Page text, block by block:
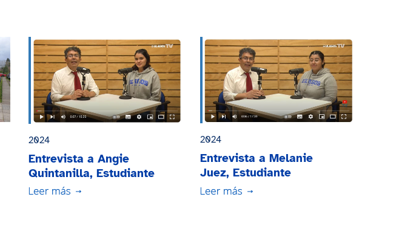
2024
Entrevista a Angie
Quintanilla, Estudiante
de Movilidad
2024
Entrevista a Melanie
Juez, Estudiante
Movilidad Internacional